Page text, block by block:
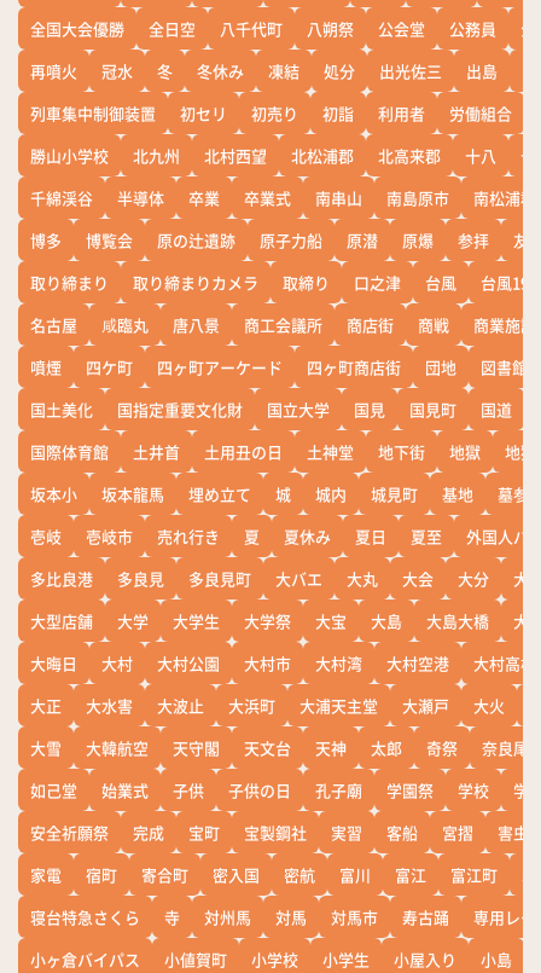
全国大会優勝
全日空 八千代町 八朔祭 公会堂 公務員
公
再噴火
冠水 冬 冬休み 凍結 処分 出光佐三 出島
列車集中制御装置
初セリ 初売り 初詣 利用者 労働組合
勝山小学校
北九州 北村西望 北松浦郡 北高来郡 十八
十
千綿渓谷
半導体 卒業 卒業式 南串山 南島原市
南松浦郡
博多
博覧会 原の辻遺跡 原子力船 原潜 原爆 参拝
友
取り締まり
取り締まりカメラ 取締り 口之津 台風
台風19
名古屋
咸臨丸 唐八景 商工会議所 商店街 商戦
商業施設
噴煙
四ケ町 四ヶ町アーケード 四ヶ町商店街 団地
図書館
国土美化
国指定重要文化財 国立大学 国見 国見町 国道
国際体育館
土井首 土用丑の日 土神堂 地下街 地獄
地獄
坂本小
坂本龍馬 埋め立て 城 城内 城見町 基地
墓参
壱岐
壱岐市 売れ行き 夏 夏休み 夏日 夏至
外国人バ
多比良港
多良見 多良見町 大バエ 大丸 大会 大分
大
大型店舗
大学 大学生 大学祭 大宝 大島 大島大橋
大
大晦日
大村 大村公園 大村市 大村湾 大村空港
大村高校
大正
大水害 大波止 大浜町 大浦天主堂 大瀬戸 大火
大雪
大韓航空 天守閣 天文台 天神 太郎 奇祭
奈良尾
如己堂
始業式 子供 子供の日 孔子廟 学園祭 学校
学
安全祈願祭
完成 宝町 宝製鋼社 実習 客船 宮摺
害虫
家電
宿町 寄合町 密入国 密航 富川 富江 富江町
寝台特急さくら
寺 対州馬 対馬 対馬市 寿古踊
専用レー
小ヶ倉バイパス
小値賀町 小学校 小学生 小屋入り 小島